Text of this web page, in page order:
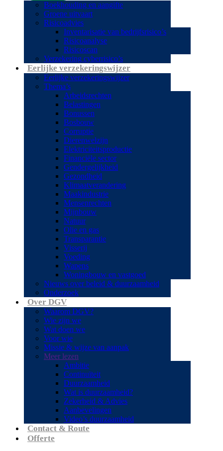
Boekhouding en aangifte
Groene uitvaart
Risicoadvies
Inventarisatie van bedrijfsrisico’s
Risicoanalyse
Risicoscan
Verzekering cyberrisico’s
Eerlijke verzekeringswijzer
Eerlijke verzekeringswijzer
Thema’s
Arbeidsrechten
Belastingen
Bonussen
Bosbouw
Corruptie
Dierenwelzijn
Elektriciteitsproductie
Financiële sector
Gendergelijkheid
Gezondheid
Klimaatverandering
Maakindustrie
Mensenrechten
Mijnbouw
Natuur
Olie en gas
Transparantie
Visserij
Voeding
Wapens
Woningbouw en vastgoed
Nieuws over beleid & duurzaamheid
Onderzoek
Over DGV
Waarom DGV?
Wie zijn we
Wat doen we
Voor wie
Missie & wijze van aanpak
Meer lezen
Ambitie
Continuïteit
Duurzaamheid
Wat is duurzaamheid?
Zekerheid & Advies
Aanbevelingen
Video’s duurzaamheid
Contact & Route
Offerte